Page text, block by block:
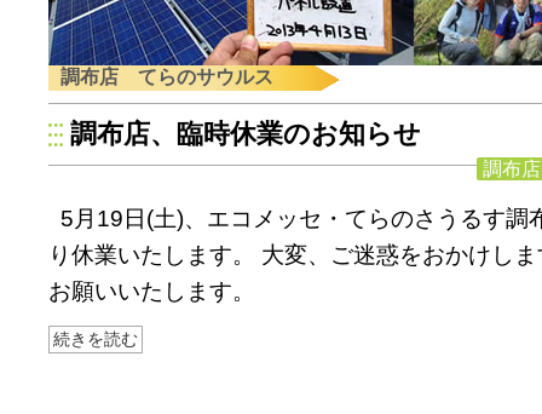
調布店 てらのサウルス
調布店、臨時休業のお知らせ
調布
5月19日(土)、エコメッセ・てらのさうるす調
り休業いたします。 大変、ご迷惑をおかけし
お願いいたします。
続きを読む